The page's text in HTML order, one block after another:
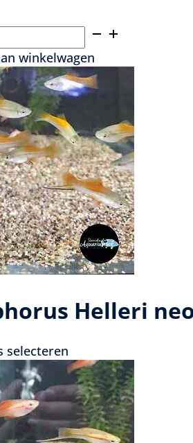
winkelwagen
Helleri
selecteren
product
heeft
meerdere
variaties.